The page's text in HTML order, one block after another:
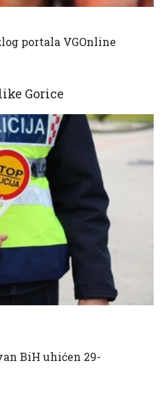
portala VGOnline
Gorice
BiH uhićen 29-